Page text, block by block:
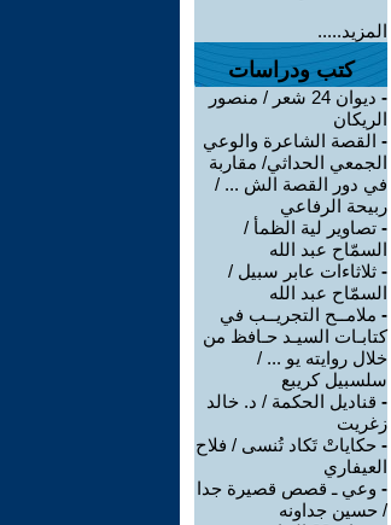
المزيد.....
كتب ودراسات
-
ديوان 24 شعر / منصور
الريكان
- القصة الشاعرة والوعي
الجمعي الحداثي/ مقاربة
في دور القصة الش ... /
ربيحة الرفاعي
- تصاوير لية الظمأ /
السمّاح عبد الله
- ثلاثاءات عابر سبيل /
السمّاح عبد الله
- ملامــح التجريــب في
كتابـات السيـد حـافظ من
خلال روايته يو ... /
سلسبيل كريبع
- قناديل الحكمة / د. خالد
زغريت
- حكاياتْ تَكاد تُنسى / فلاح
العيفاري
- وعي ـ قصص قصيرة جدا
/ حسين جداونه